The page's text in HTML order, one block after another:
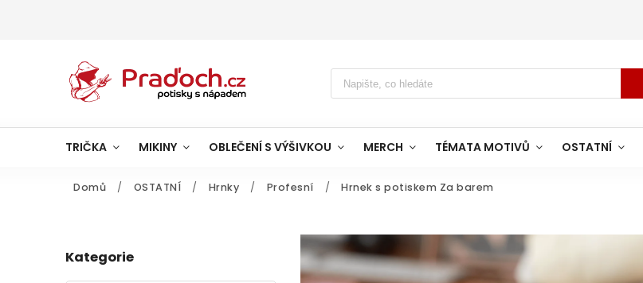
TRIČKA MIKINY OBLEČENÍ S VÝŠIVKOU MERCH TÉMATA MOTIVŮ OSTATNÍ
Domů / OSTATNÍ / Hrnky / Profesní / Hrnek s potiskem Za barem
Kategorie